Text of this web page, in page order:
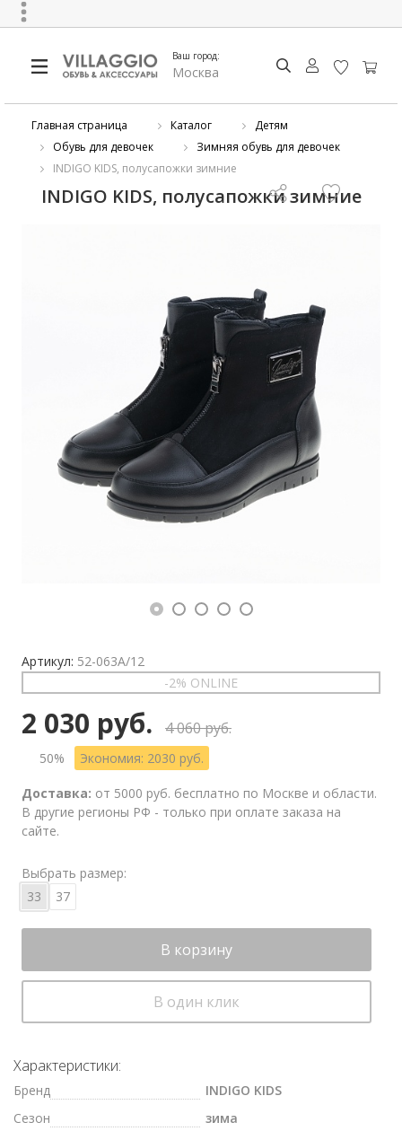
Ваш город:
Москва
Главная страница Каталог
Детям
Обувь для девочек
Зимняя обувь для девочек
INDIGO KIDS, полусапожки зимние
INDIGO KIDS, полусапожки зимние
Артикул: 52-063A/12
-2% ONLINE
2 030 руб. 4 060 руб.
50% Экономия: 2030 руб.
Доставка: от 5000 руб. бесплатно по Москве и области.
В другие регионы РФ - только при оплате заказа на
сайте.
Выбрать размер:
33
37
В корзину
В один клик
Характеристики:
Бренд
INDIGO KIDS
Сезон
зима